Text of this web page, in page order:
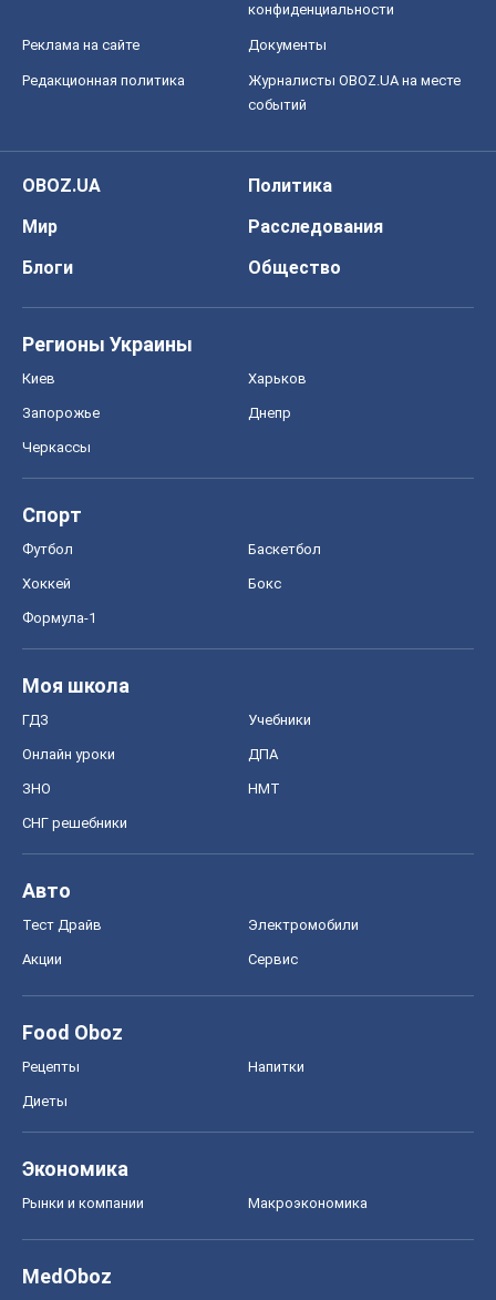
конфиденциальности
Реклама на сайте Документы
Редакционная политика
Журналисты OBOZ.UA на месте
событий
OBOZ.UA
Политика
Мир
Расследования
Блоги
Общество
Регионы Украины
Киев Харьков
Запорожье Днепр
Черкассы
Спорт
Футбол Баскетбол
Хоккей Бокс
Формула-1
Моя школа
ГДЗ Учебники
Онлайн уроки ДПА
ЗНО НМТ
СНГ решебники
Авто
Тест Драйв Электромобили
Акции Сервис
Food Oboz
Рецепты Напитки
Диеты
Экономика
Рынки и компании Mакроэкономика
MedOboz